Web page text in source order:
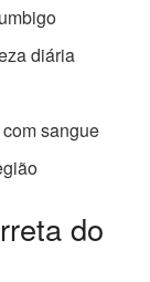
diária
sangue
do